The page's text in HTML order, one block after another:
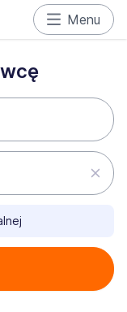
Menu